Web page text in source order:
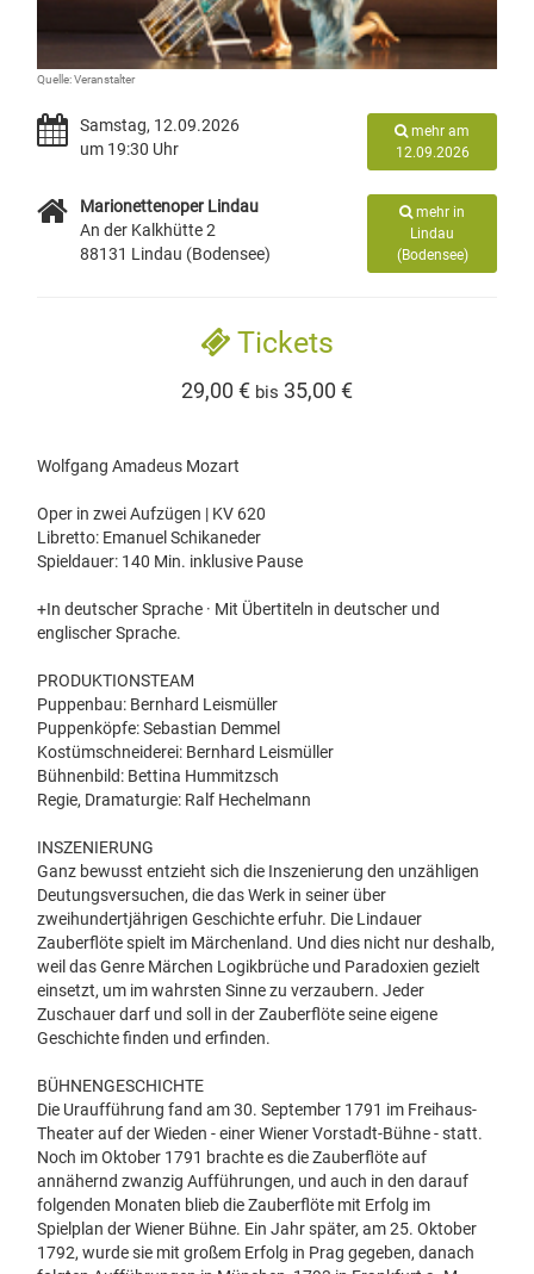
Quelle: Veranstalter
Samstag, 12.09.2026
um 19:30 Uhr
mehr am
12.09.2026
Marionettenoper Lindau
An der Kalkhütte 2
88131 Lindau (Bodensee)
mehr in
Lindau
(Bodensee)
Tickets
29,00 € bis 35,00 €
Wolfgang Amadeus Mozart
Oper in zwei Aufzügen | KV 620
Libretto: Emanuel Schikaneder
Spieldauer: 140 Min. inklusive Pause
+In deutscher Sprache · Mit Übertiteln in deutscher und
englischer Sprache.
PRODUKTIONSTEAM
Puppenbau: Bernhard Leismüller
Puppenköpfe: Sebastian Demmel
Kostümschneiderei: Bernhard Leismüller
Bühnenbild: Bettina Hummitzsch
Regie, Dramaturgie: Ralf Hechelmann
INSZENIERUNG
Ganz bewusst entzieht sich die Inszenierung den unzähligen
Deutungsversuchen, die das Werk in seiner über
zweihundertjährigen Geschichte erfuhr. Die Lindauer
Zauberflöte spielt im Märchenland. Und dies nicht nur deshalb,
weil das Genre Märchen Logikbrüche und Paradoxien gezielt
einsetzt, um im wahrsten Sinne zu verzaubern. Jeder
Zuschauer darf und soll in der Zauberflöte seine eigene
Geschichte finden und erfinden.
BÜHNENGESCHICHTE
Die Uraufführung fand am 30. September 1791 im Freihaus-
Theater auf der Wieden - einer Wiener Vorstadt-Bühne - statt.
Noch im Oktober 1791 brachte es die Zauberflöte auf
annähernd zwanzig Aufführungen, und auch in den darauf
folgenden Monaten blieb die Zauberflöte mit Erfolg im
Spielplan der Wiener Bühne. Ein Jahr später, am 25. Oktober
1792, wurde sie mit großem Erfolg in Prag gegeben, danach